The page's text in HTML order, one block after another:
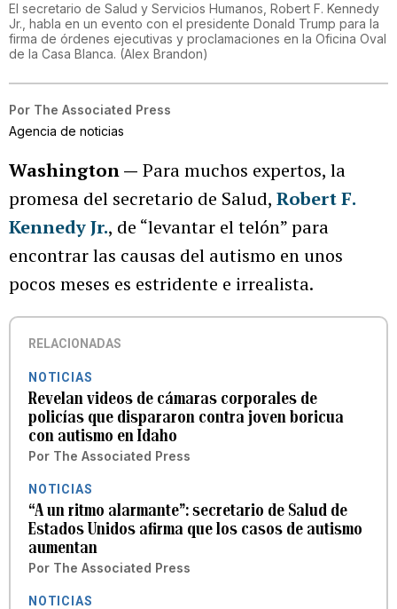
El secretario de Salud y Servicios Humanos, Robert F. Kennedy
Jr., habla en un evento con el presidente Donald Trump para la
firma de órdenes ejecutivas y proclamaciones en la Oficina Oval
de la Casa Blanca. (Alex Brandon)
Por The Associated Press
Agencia de noticias
Washington — Para muchos expertos, la
promesa del secretario de Salud, Robert F.
Kennedy Jr., de “levantar el telón” para
encontrar las causas del autismo en unos
pocos meses es estridente e irrealista.
RELACIONADAS
NOTICIAS
Revelan videos de cámaras corporales de
policías que dispararon contra joven boricua
con autismo en Idaho
Por The Associated Press
NOTICIAS
“A un ritmo alarmante”: secretario de Salud de
Estados Unidos afirma que los casos de autismo
aumentan
Por The Associated Press
NOTICIAS